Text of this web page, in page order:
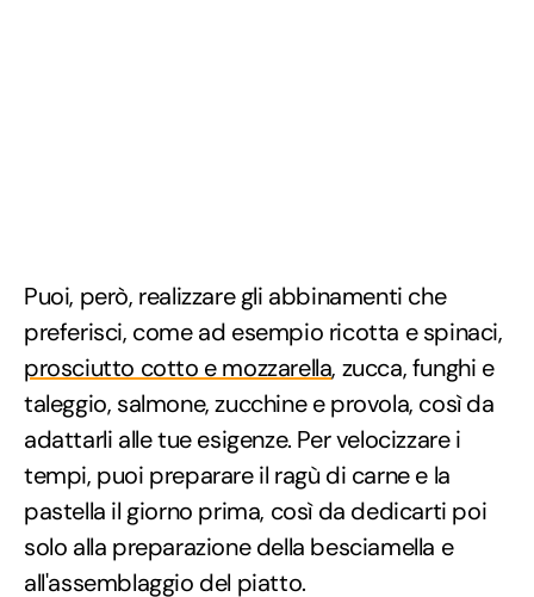
Puoi, però, realizzare gli abbinamenti che
preferisci, come ad esempio ricotta e spinaci,
prosciutto cotto e mozzarella, zucca, funghi e
taleggio, salmone, zucchine e provola, così da
adattarli alle tue esigenze. Per velocizzare i
tempi, puoi preparare il ragù di carne e la
pastella il giorno prima, così da dedicarti poi
solo alla preparazione della besciamella e
all'assemblaggio del piatto.